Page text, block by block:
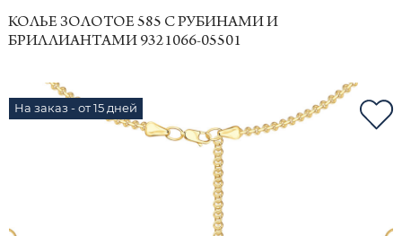
КОЛЬЕ ЗОЛОТОЕ 585 С РУБИНАМИ И
БРИЛЛИАНТАМИ 9321066-05501
На заказ - от 15 дней